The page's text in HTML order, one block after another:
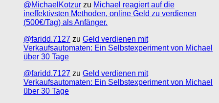
@MichaelKotzur zu Michael reagiert auf die
ineffektivsten Methoden, online Geld zu verdienen
(500€/Tag) als Anfänger.
@faridd.7127 zu Geld verdienen mit
Verkaufsautomaten: Ein Selbstexperiment von Michael
über 30 Tage
@faridd.7127 zu Geld verdienen mit
Verkaufsautomaten: Ein Selbstexperiment von Michael
über 30 Tage